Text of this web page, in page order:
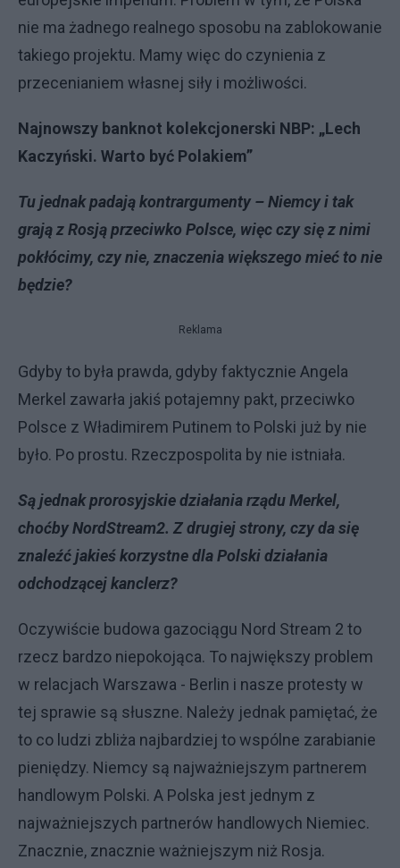
nie ma żadnego realnego sposobu na zablokowanie
takiego projektu. Mamy więc do czynienia z
przecenianiem własnej siły i możliwości.
Najnowszy banknot kolekcjonerski NBP: „Lech
Kaczyński. Warto być Polakiem”
Tu jednak padają kontrargumenty – Niemcy i tak
grają z Rosją przeciwko Polsce, więc czy się z nimi
pokłócimy, czy nie, znaczenia większego mieć to nie
będzie?
Reklama
Gdyby to była prawda, gdyby faktycznie Angela
Merkel zawarła jakiś potajemny pakt, przeciwko
Polsce z Władimirem Putinem to Polski już by nie
było. Po prostu. Rzeczpospolita by nie istniała.
Są jednak prorosyjskie działania rządu Merkel,
choćby NordStream2. Z drugiej strony, czy da się
znaleźć jakieś korzystne dla Polski działania
odchodzącej kanclerz?
Oczywiście budowa gazociągu Nord Stream 2 to
rzecz bardzo niepokojąca. To największy problem
w relacjach Warszawa - Berlin i nasze protesty w
tej sprawie są słuszne. Należy jednak pamiętać, że
to co ludzi zbliża najbardziej to wspólne zarabianie
pieniędzy. Niemcy są najważniejszym partnerem
handlowym Polski. A Polska jest jednym z
najważniejszych partnerów handlowych Niemiec.
Znacznie, znacznie ważniejszym niż Rosja.